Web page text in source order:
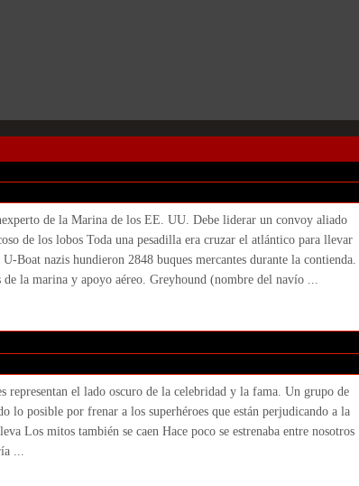
Greyhound. Aaron Schneider)
de la Marina de los EE. UU. Debe liderar un convoy aliado
de los lobos Toda una pesadilla era cruzar el atlántico para llevar
Boat nazis hundieron 2848 buques mercantes durante la contienda.
la marina y apoyo aéreo. Greyhound (nombre del navío ...
lo que reluce
representan el lado oscuro de la celebridad y la fama. Un grupo de
lo posible por frenar a los superhéroes que están perjudicando a la
Los mitos también se caen Hace poco se estrenaba entre nosotros
...